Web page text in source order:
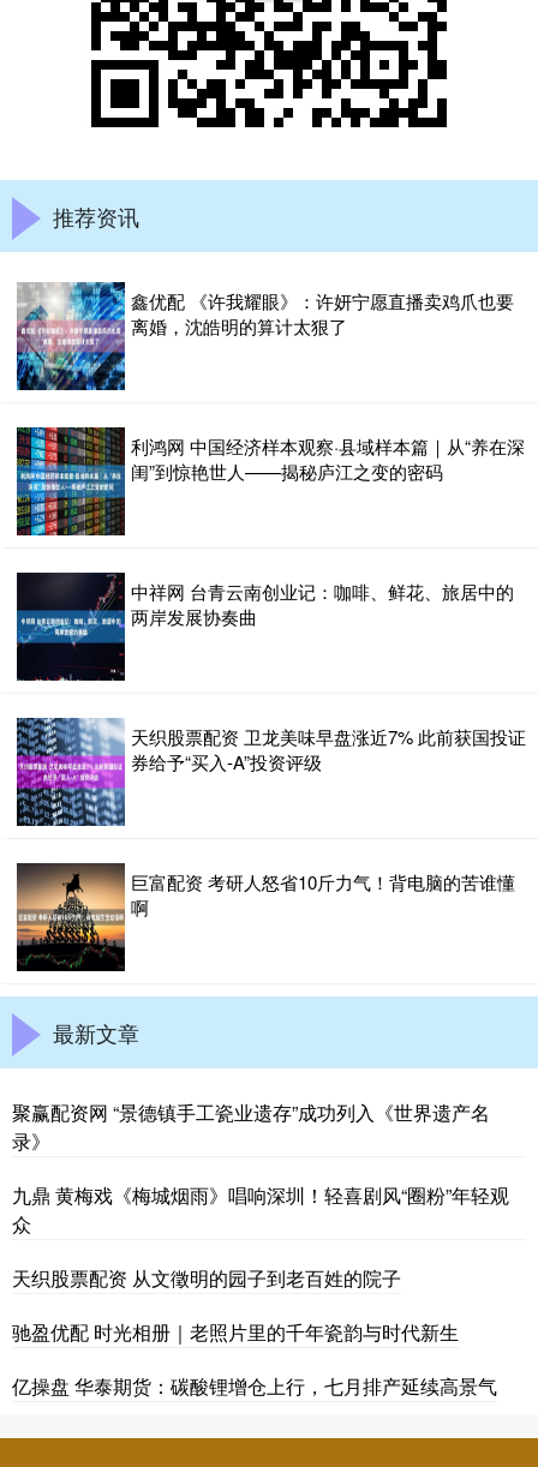
推荐资讯
鑫优配 《许我耀眼》：许妍宁愿直播卖鸡爪也要
离婚，沈皓明的算计太狠了
利鸿网 中国经济样本观察·县域样本篇｜从“养在深
闺”到惊艳世人——揭秘庐江之变的密码
中祥网 台青云南创业记：咖啡、鲜花、旅居中的
两岸发展协奏曲
天织股票配资 卫龙美味早盘涨近7% 此前获国投证
券给予“买入-A”投资评级
巨富配资 考研人怒省10斤力气！背电脑的苦谁懂
啊
最新文章
聚赢配资网 “景德镇手工瓷业遗存”成功列入《世界遗产名
录》
九鼎 黄梅戏《梅城烟雨》唱响深圳！轻喜剧风“圈粉”年轻观
众
天织股票配资 从文徵明的园子到老百姓的院子
驰盈优配 时光相册｜老照片里的千年瓷韵与时代新生
亿操盘 华泰期货：碳酸锂增仓上行，七月排产延续高景气